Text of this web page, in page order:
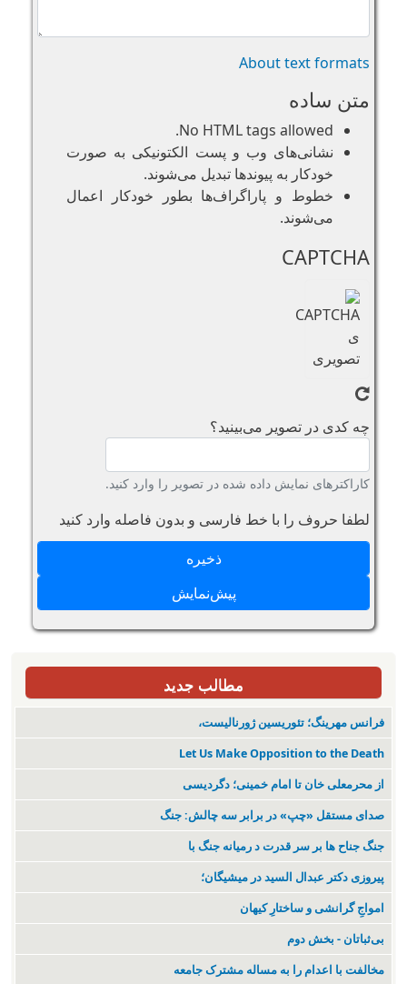
About text formats
متن ساده
No HTML tags allowed.
نشانی‌های وب و پست الکتونیکی به صورت
خودکار به پیوند‌ها تبدیل می‌شوند.
خطوط و پاراگراف‌ها بطور خودکار اعمال
می‌شوند.
CAPTCHA
چه کدی در تصویر می‌بینید؟
کاراکترهای نمایش داده شده در تصویر را وارد کنید.
لطفا حروف را با خط فارسی و بدون فاصله وارد کنید
مطالب جدید
فرانس مهرینگ؛ تئوریسین ژورنالیست،
Let Us Make Opposition to the Death
از محرمعلی خان تا امام خمینی؛ دگردیسی
صدای مستقل «چپ» در برابر سه چالش: جنگ
جنگ جناح ها بر سر قدرت د رمیانە جنگ با
پیروزی دکتر عبدال السید در میشیگان؛
‌امواجِ گرانشی و ساختارِ کیهان
بی‌ثباتان - بخش دوم
مخالفت با اعدام را به مساله مشترک جامعه